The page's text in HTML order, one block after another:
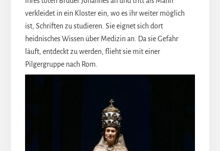
verkleidet in ein Kloster ein, wo es ihr weiter möglich
ist, Schriften zu studieren. Sie eignet sich dort
heidnisches Wissen über Medizin an. Da sie Gefahr
läuft, entdeckt zu werden, flieht sie mit einer
Pilgergruppe nach Rom.